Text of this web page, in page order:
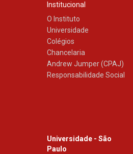
Institucional
O Instituto
Universidade
Colégios
Chancelaria
Andrew Jumper (CPAJ)
Responsabilidade Social
Universidade - São
Paulo